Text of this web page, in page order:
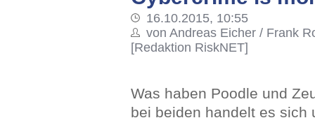
16.10.2015, 10:55
von Andreas Eicher / Frank
[Redaktion RiskNET]
Was haben Poodle und
bei beiden handelt es sich